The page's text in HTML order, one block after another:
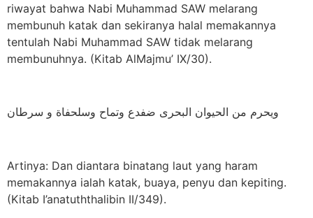
riwayat bahwa Nabi Muhammad SAW melarang
membunuh katak dan sekiranya halal memakannya
tentulah Nabi Muhammad SAW tidak melarang
membunuhnya. (Kitab AlMajmu’ IX/30).
ويحرم من الحيوان البحرى ضفدع وتماح وسلحفاة و سرطان
Artinya: Dan diantara binatang laut yang haram
memakannya ialah katak, buaya, penyu dan kepiting.
(Kitab I’anatuththalibin II/349).